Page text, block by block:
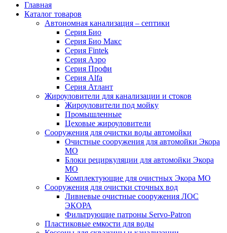
Главная
Каталог товаров
Автономная канализация – септики
Серия Био
Серия Био Макс
Серия Fintek
Серия Аэро
Серия Профи
Серия Alfa
Серия Атлант
Жироуловители для канализации и стоков
Жироуловители под мойку
Промышленные
Цеховые жироуловители
Сооружения для очистки воды автомойки
Очистные сооружения для автомойки Экора
МО
Блоки рециркуляции для автомойки Экора
МО
Комплектующие для очистных Экора МО
Сооружения для очистки сточных вод
Ливневые очистные сооружения ЛОС
ЭКОРА
Фильтрующие патроны Servo-Patron
Пластиковые емкости для воды